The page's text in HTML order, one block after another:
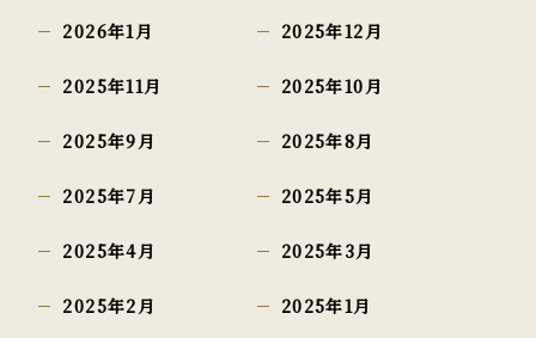
2026年1月 2025年12月
2025年11月 2025年10月
2025年9月 2025年8月
2025年7月 2025年5月
2025年4月 2025年3月
2025年2月 2025年1月